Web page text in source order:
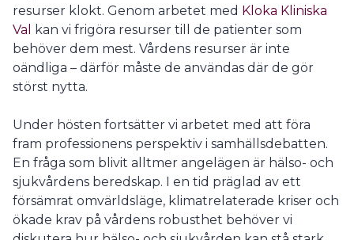
resurser klokt. Genom arbetet med Kloka Kliniska
Val
kan vi frigöra resurser till de patienter som
behöver dem mest. Vårdens resurser är inte
oändliga – därför måste de användas där de gör
störst nytta.
Under hösten fortsätter vi arbetet med att föra
fram professionens perspektiv i samhällsdebatten.
En fråga som blivit alltmer angelägen är hälso- och
sjukvårdens beredskap. I en tid präglad av ett
försämrat omvärldsläge, klimatrelaterade kriser och
ökade krav på vårdens robusthet behöver vi